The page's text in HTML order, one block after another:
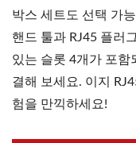
박스 세트도 선택 가
핸드 툴과 RJ45 플러
있는 슬롯 4개가 포함
결해 보세요. 이지
험을 만끽하세요!